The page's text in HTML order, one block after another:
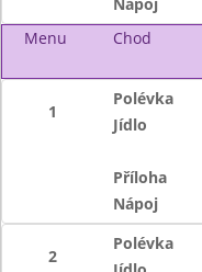
Menu
Chod
1
Polévka
Jídlo
Příloha
Nápoj
2
Polévka